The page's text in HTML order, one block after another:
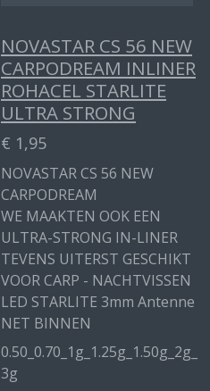
NOVASTAR CS 56 NEW
CARPODREAM INLINER
ROHACEL STARLITE
ULTRA STRONG
€ 1,95
NOVASTAR CS 56 NEW
CARPODREAM
WE MAAKTEN OOK EEN
ULTRA-STRONG IN-LINER
TEVENS UITERST GESCHIKT
VOOR CARP - NACHTVISSEN
LED STARLITE 3mm Antenne
NET BINNEN
0.50_0.70_1g_1.25g_1.50g_2g_
3g